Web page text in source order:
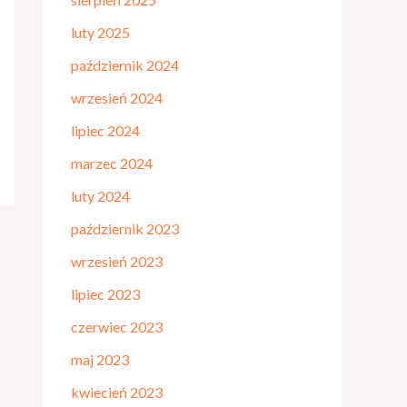
luty 2025
październik 2024
wrzesień 2024
lipiec 2024
marzec 2024
luty 2024
październik 2023
wrzesień 2023
lipiec 2023
czerwiec 2023
maj 2023
kwiecień 2023